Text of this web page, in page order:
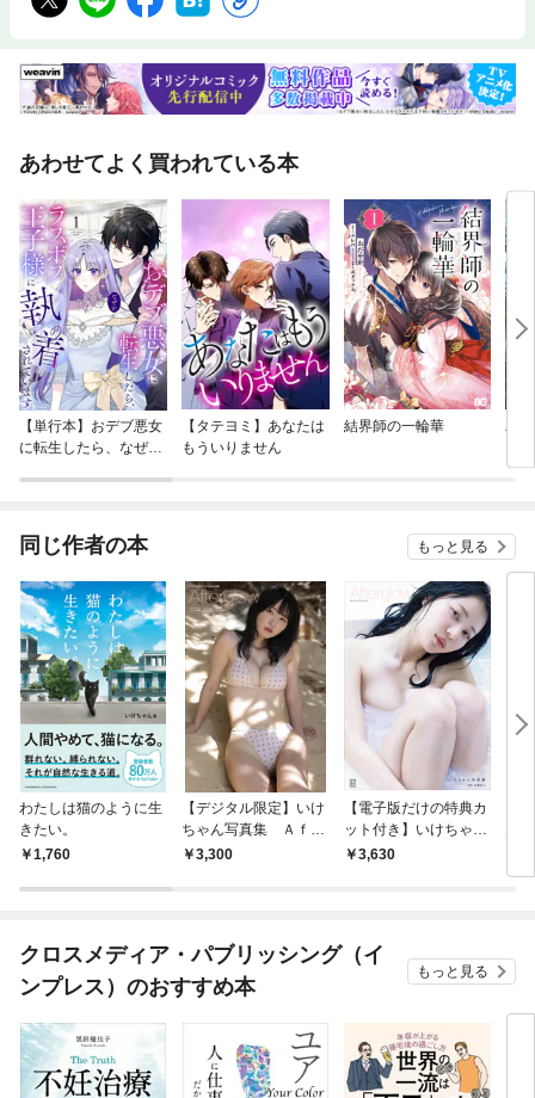
あわせてよく買われている本
【単行本】おデブ悪女
に転生したら、なぜか
【タテヨミ】あなたは
もういりません
結界師の一輪華
バ
今
同じ作者の本 もっと見る
わたしは猫のように生
きたい。
1,760
【デジタル限定】いけ
ちゃん写真集 Ａｆｔ
ｅｒｇｌｏｗ オール
3,300
【電子版だけの特典カ
ット付き】いけちゃん
写真集 Ａｆｔｅｒｇ
3,630
な
クロスメディア・パブリッシング（イ
ンプレス）のおすすめ本
もっと見る